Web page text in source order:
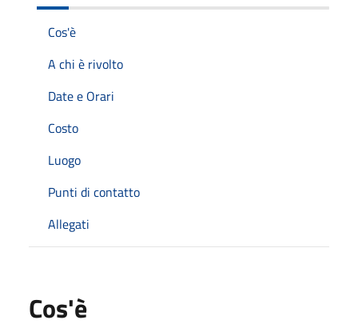
Cos'è
A chi è rivolto
Date e Orari
Costo
Luogo
Punti di contatto
Allegati
Cos'è